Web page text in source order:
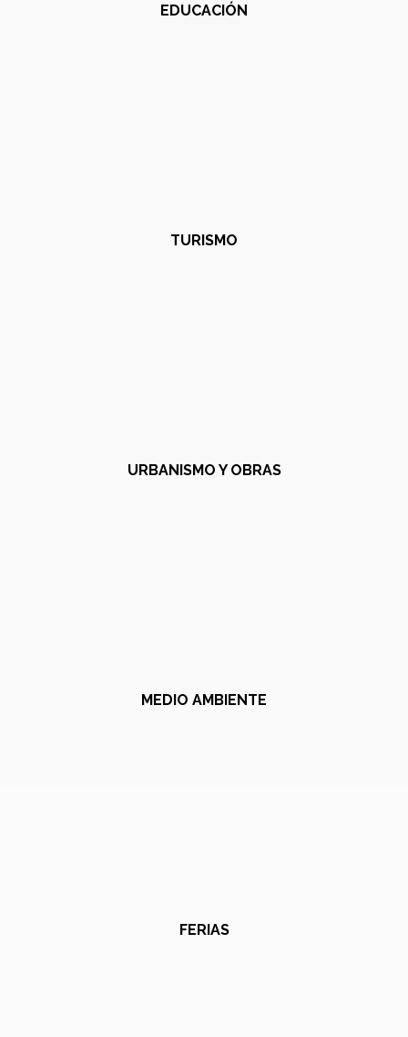
EDUCACIÓN
TURISMO
URBANISMO Y OBRAS
MEDIO AMBIENTE
FERIAS